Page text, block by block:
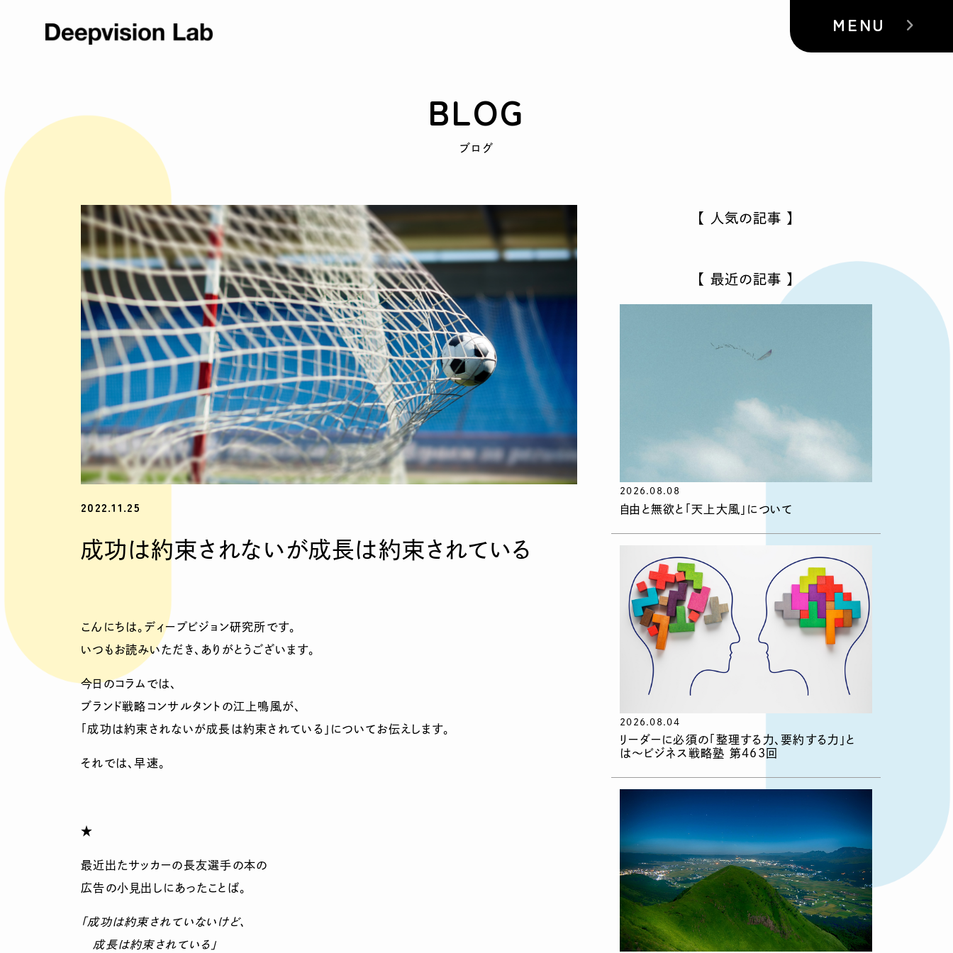
MENU
BLOG
ブログ
2022.11.25
成功は約束されないが成長は約束されている
こんにちは。ディープビジョン研究所です。
いつもお読みいただき、ありがとうございます。
今日のコラムでは、
ブランド戦略コンサルタントの江上鳴風が、
「成功は約束されないが成長は約束されている」についてお伝えします。
それでは、早速。
★
最近出たサッカーの長友選手の本の
広告の小見出しにあったことば。
「成功は約束されていないけど、
成長は約束されている」
【 人気の記事 】
【 最近の記事 】
2026.08.08
自由と無欲と「天上大風」について
2026.08.04
リーダーに必須の「整理する力、要約する力」と
は〜ビジネス戦略塾 第463回